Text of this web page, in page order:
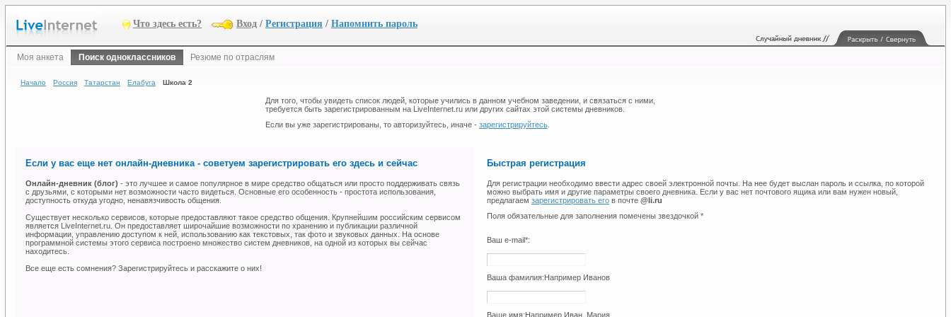
Что здесь есть? Вход / Регистрация / Напомнить пароль
Моя анкета Поиск одноклассников Резюме по отраслям
Начало Россия Татарстан Елабуга Школа 2
Для того, чтобы увидеть список людей, которые учились в данном учебном заведении, и связаться с ними,
требуется быть зарегистрированным на LiveInternet.ru или других сайтах этой системы дневников.
Если вы уже зарегистрированы, то авторизуйтесь, иначе - зарегистрируйтесь
Если у вас еще нет онлайн-дневника - советуем зарегистрировать его здесь и сейчас
Онлайн-дневник (блог) - это лучшее и самое популярное в мире средство общаться или просто поддерживать связь
с друзьями, с которыми нет возможности часто видеться. Основные его особенность - простота использования,
доступность откуда угодно, ненавязчивость общения.
Существует несколько сервисов, которые предоставляют такое средство общения. Крупнейшим российским сервисом
является LiveInternet.ru. Он предоставляет широчайшие возможности по хранению и публикации различной
информации, управлению доступом к ней, использованию как текстовых, так фото и звуковых данных. На основе
программной системы этого сервиса построено множество систем дневников, на одной из которых вы сейчас
находитесь.
Все еще есть сомнения? Зарегистрируйтесь и расскажите о них!
Быстрая регистрация
Для регистрации необходимо ввести адрес своей электронной почты. На нее будет выслан пароль и ссылка, по которой
можно выбрать имя и другие параметры своего дневника. Если у вас нет почтового ящика или вам нужен новый,
предлагаем зарегистрировать его в почте @li.ru
Поля обязательные для заполнения помечены звездочкой *
Ваш e-mail*:
Ваша фамилия: Например Иванов
Ваше имя: Например Иван, Мария